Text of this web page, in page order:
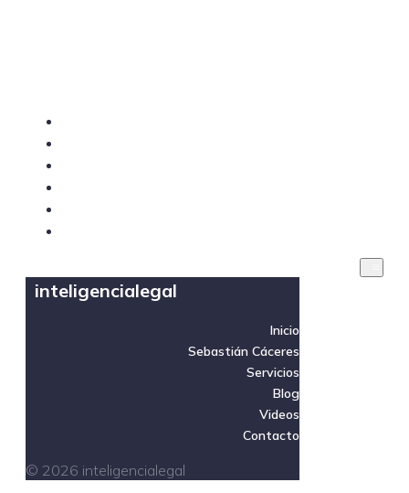
inteligencialegal
Inicio
Sebastián Cáceres
Servicios
Blog
Videos
Contacto
© 2026 inteligencialegal